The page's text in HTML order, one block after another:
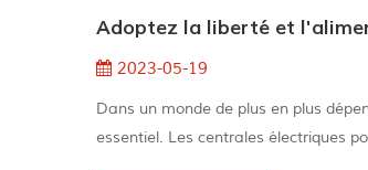
Adoptez la liberté et
2023-05-19
Dans un monde de plus en plus
essentiel. Les centrales électriques